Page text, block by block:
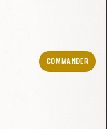
COMMANDER